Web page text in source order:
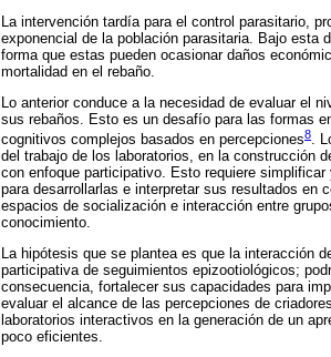
La intervención tardía para el control parasitario,
exponencial de la población parasitaria. Bajo esta
forma que estas pueden ocasionar daños
mortalidad en el rebaño.
Lo anterior conduce a la necesidad de evaluar el
sus rebaños. Esto es un desafío para las formas
cognitivos complejos basados en percepciones8.
del trabajo de los laboratorios, en la construcción
con enfoque participativo. Esto requiere
para desarrollarlas e interpretar sus resultados en
espacios de socialización e interacción entre
conocimiento.
La hipótesis que se plantea es que la interacción
participativa de seguimientos epizootiológicos;
consecuencia, fortalecer sus capacidades para
evaluar el alcance de las percepciones de
laboratorios interactivos en la generación de un
poco eficientes.